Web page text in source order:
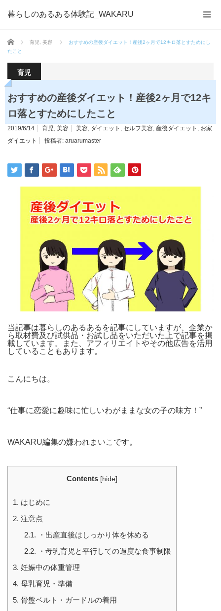
暮らしのあるある体験記_WAKARU
ホーム 育児 美容
おすすめの産後ダイエット！産後2ヶ月で12キロ落とすためにし
たこと
育児
おすすめの産後ダイエット！産後2ヶ月で12キ
ロ落とすためにしたこと
2019/6/14 育児, 美容 美容, ダイエット , セルフ美容, 産後ダイエット , お家
ダイエット
投稿者: aruarumaster
当記事は暮らしのあるあるを記事にしていますが、企業か
ら取材費及び試供品・お試し品をいただいた上で記事を掲
載しています。また、アフィリエイトやその他広告を活用
していることもあります。
こんにちは。
“仕事に恋愛に趣味に忙しいわがままな女の子の味方！”
WAKARU編集の嫌われまいこです。
Contents [hide]
1. はじめに
2. 注意点
2.1. ・出産直後はしっかり体を休める
2.2. ・母乳育児と平行しての過度な食事制限
3. 妊娠中の体重管理
4. 母乳育児・準備
5. 骨盤ベルト・ガードルの着用